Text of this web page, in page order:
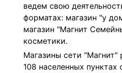
ведем свою
форматах: магазин "у
магазин "Магнит
косметики.
Магазины сети "Магнит"
108 населенных пунктах